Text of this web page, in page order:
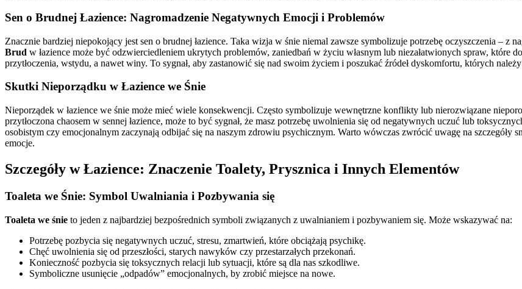
Sen o Brudnej Łazience: Nagromadzenie Negatywnych Emocji i Problemów
Znacznie bardziej niepokojący jest sen o brudnej łazience. Taka wizja w śnie niemal zawsze symbolizuje potrzebę oczyszczenia – z
Brud w łazience może być odzwierciedleniem ukrytych problemów, zaniedbań w życiu własnym lub niezałatwionych spraw, które
przytłoczenia, wstydu, a nawet winy. To sygnał, aby zastanowić się nad swoim życiem i poszukać źródeł dyskomfortu, których
Skutki Nieporządku w Łazience we Śnie
Nieporządek w łazience we śnie może mieć wiele konsekwencji. Często symbolizuje wewnętrzne konflikty lub nierozwiązane
przytłoczona chaosem w sennej łazience, może to być sygnał, że masz potrzebę uwolnienia się od negatywnych uczuć lub
osobistym czy emocjonalnym zaczynają odbijać się na naszym zdrowiu psychicznym. Warto wówczas zwrócić uwagę na
emocje.
Szczegóły w Łazience: Znaczenie Toalety, Prysznica i Innych Elementów
Toaleta we Śnie: Symbol Uwalniania i Pozbywania się
Toaleta we śnie to jeden z najbardziej bezpośrednich symboli związanych z uwalnianiem i pozbywaniem się. Może wskazywać na:
Potrzebę pozbycia się negatywnych uczuć, stresu, zmartwień, które obciążają psychikę.
Chęć uwolnienia się od przeszłości, starych nawyków czy przestarzałych przekonań.
Konieczność pozbycia się toksycznych relacji lub sytuacji, które są dla nas szkodliwe.
Symboliczne usunięcie „odpadów” emocjonalnych, by zrobić miejsce na nowe.